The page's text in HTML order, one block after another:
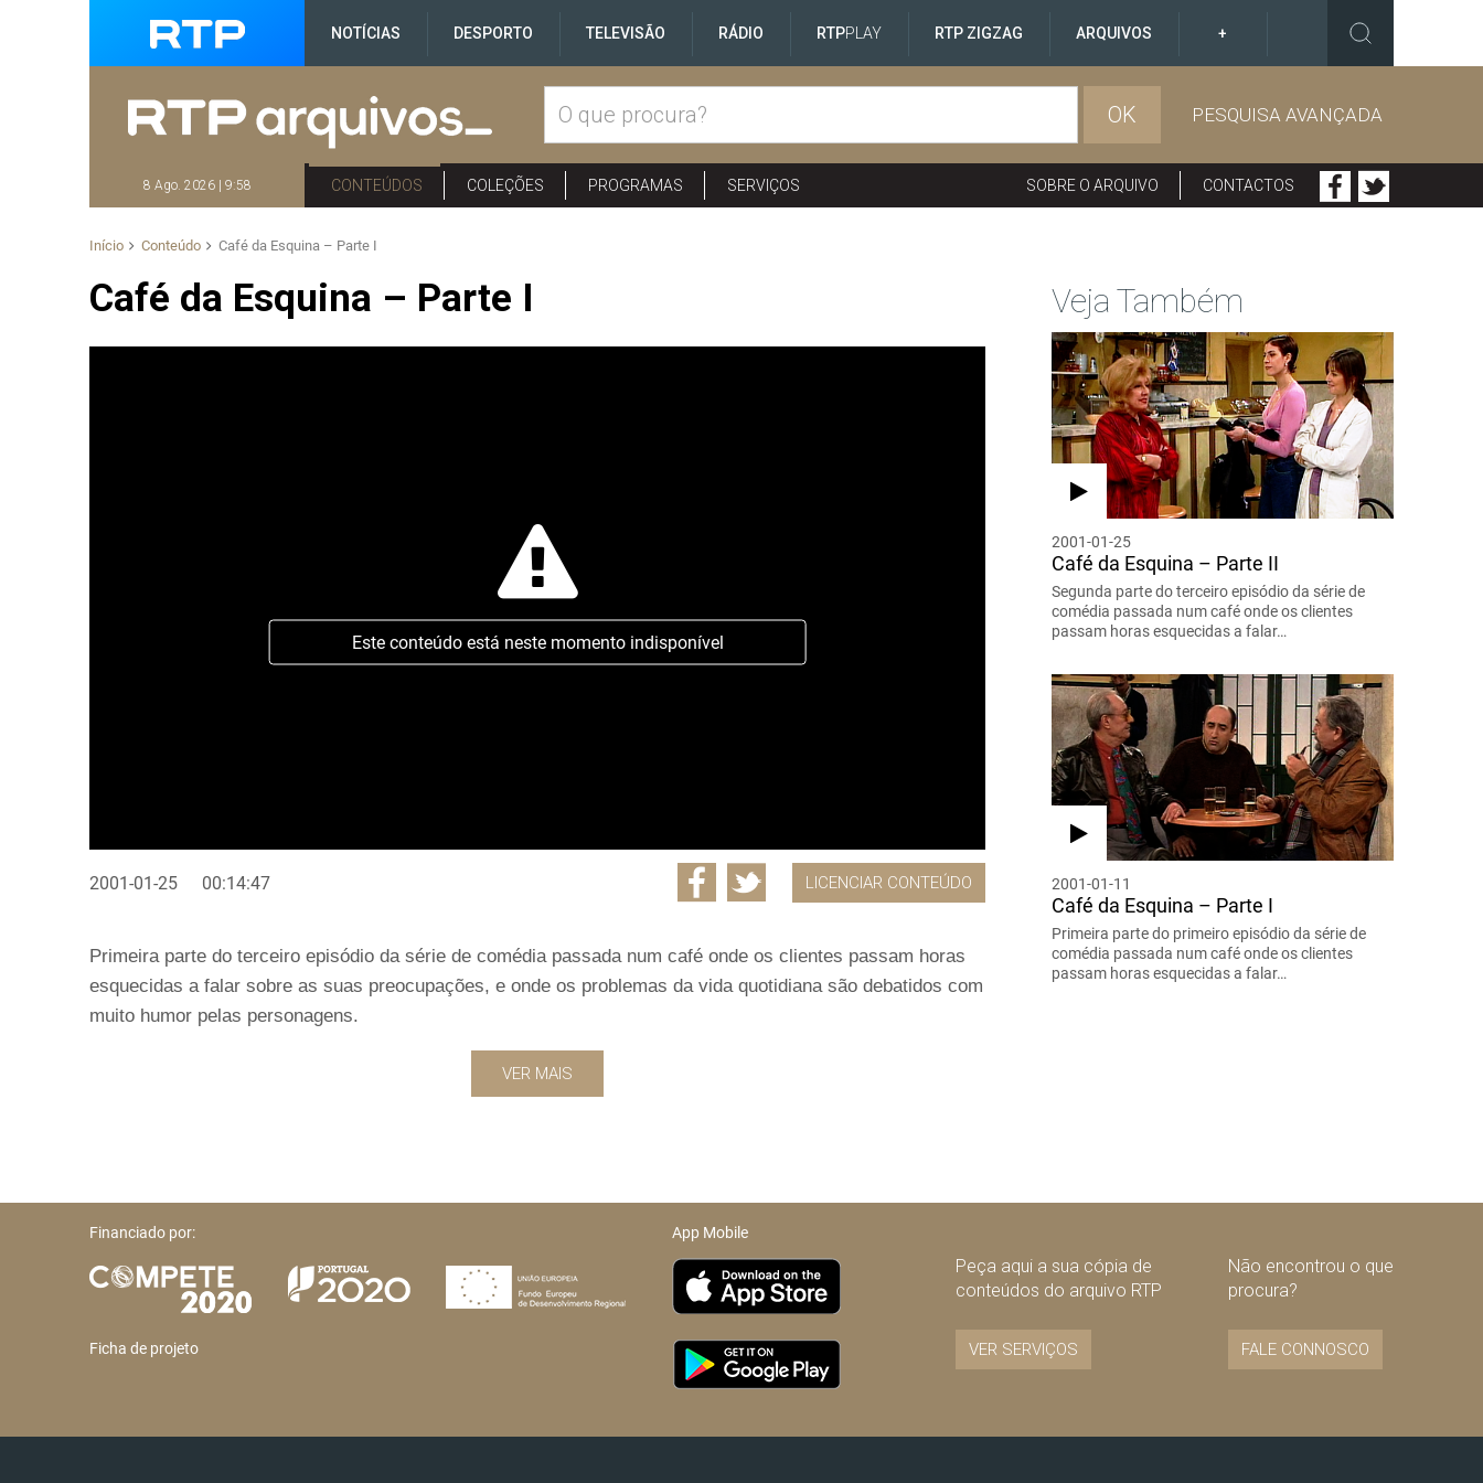
NOTÍCIAS DESPORTO TELEVISÃO RÁDIO RTPPLAY RTP ZIGZAG ARQUIVOS +
OK PESQUISA AVANÇADA
8 Ago. 2026 | 9:58 CONTEÚDOS COLEÇÕES PROGRAMAS SERVIÇOS SOBRE O ARQUIVO CONTACTOS
Início Conteúdo Café da Esquina – Parte I
Café da Esquina – Parte I
Este conteúdo está neste momento indisponível
2001-01-25 00:14:47 LICENCIAR CONTEÚDO
Primeira parte do terceiro episódio da série de comédia passada num café onde os clientes passam horas
esquecidas a falar sobre as suas preocupações, e onde os problemas da vida quotidiana são debatidos com
muito humor pelas personagens.
VER MAIS
Veja Também
2001-01-25
Café da Esquina – Parte II
Segunda parte do terceiro episódio da série de
comédia passada num café onde os clientes
passam horas esquecidas a falar…
2001-01-11
Café da Esquina – Parte I
Primeira parte do primeiro episódio da série de
comédia passada num café onde os clientes
passam horas esquecidas a falar…
Financiado por:
Ficha de projeto
App Mobile
Peça aqui a sua cópia de
conteúdos do arquivo RTP
VER SERVIÇOS
Não encontrou o que
procura?
FALE CONNOSCO